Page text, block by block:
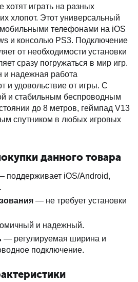
хотят играть на разных
хлопот. Этот универсальный
телефонами на iOS
и консолью PS3. Подключение
от необходимости установки
сразу погружаться в мир игр.
и надежная работа
и удовольствие от игры. С
и стабильным беспроводным
до 8 метров, геймпад V13
спутником в любых игровых
данного товара
поддерживает iOS/Android,
— не требует установки
и надежный.
— регулируемая ширина и
подключение.